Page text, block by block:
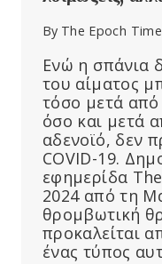
By The Epoch
Ενώ η σπάνια
του αίματος
τόσο μετά από
όσο και μετά
αδενοϊό, δεν
COVID-19.
εφημερίδα
2024 από τη
θρομβωτική
προκαλείται
ένας τύπος